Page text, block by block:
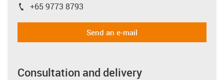
igus-icon-phone
+65 9773 8793
Send an e-mail
Consultation and delivery